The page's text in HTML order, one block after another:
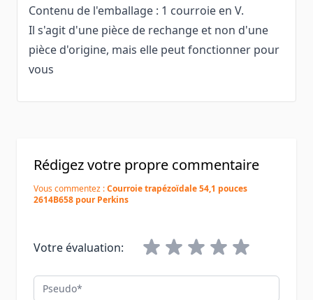
Contenu de l'emballage : 1 courroie en V.
Il s'agit d'une pièce de rechange et non d'une
pièce d'origine, mais elle peut fonctionner pour
vous
Rédigez votre propre commentaire
Vous commentez :Courroie trapézoïdale 54,1 pouces
2614B658 pour Perkins
Votre évaluation:
Pseudo